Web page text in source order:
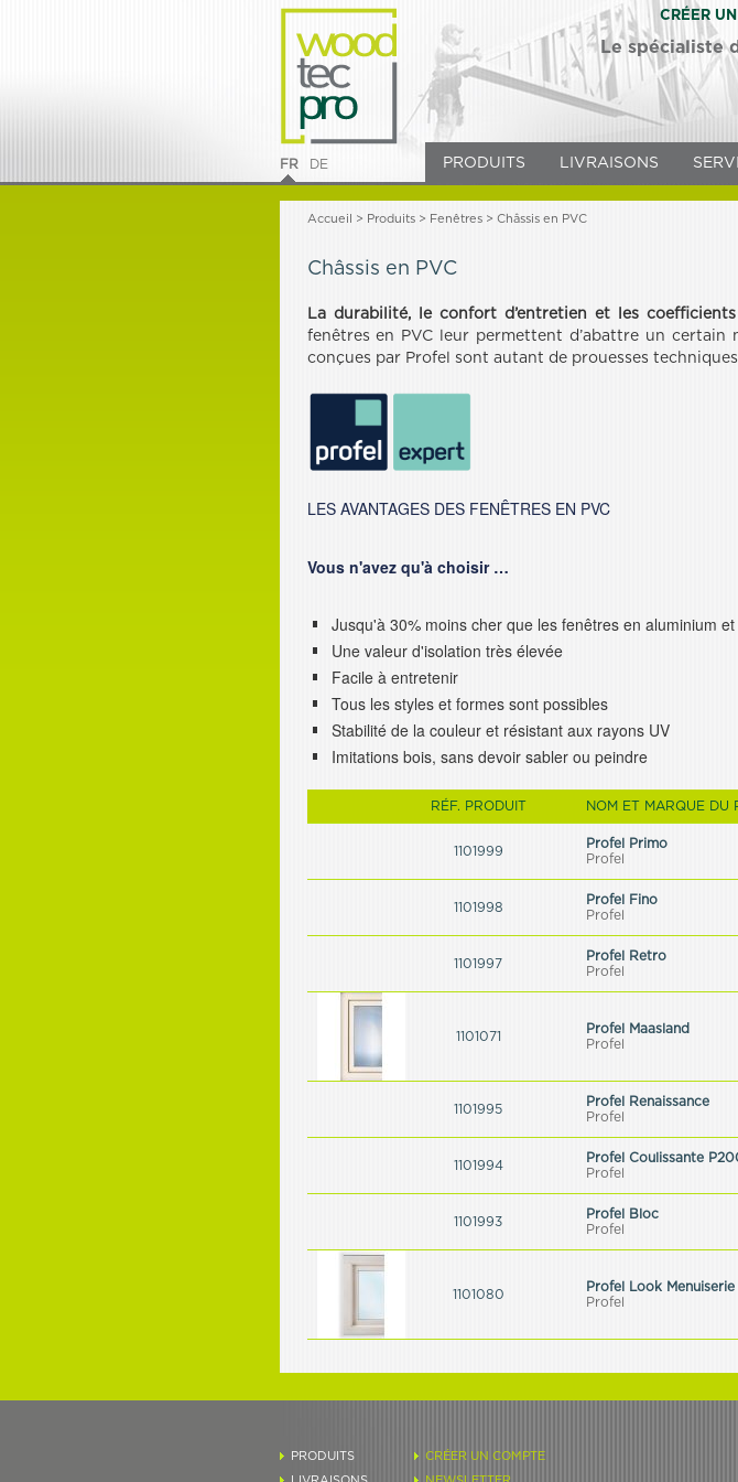
FR DE
CRÉER
Le spécialiste
PRODUITS LIVRAISONS
Accueil > Produits> Fenêtres > Châssis en PVC
Châssis en PVC
La durabilité, le confort d’entretien et les coefficients
fenêtres en PVC leur permettent d’abattre un certain
conçues par Profel sont autant de prouesses
LES AVANTAGES DES FENÊTRES EN PVC
Vous n'avez qu'à choisir …
Jusqu'à 30% moins cher que les fenêtres en aluminium
Une valeur d'isolation très élevée
Facile à entretenir
Tous les styles et formes sont possibles
Stabilité de la couleur et résistant aux rayons UV
Imitations bois, sans devoir sabler ou peindre
RÉF. PRODUIT NOM ET MARQUE DU
1101999
Profel Primo
Profel
1101998
Profel Fino
Profel
1101997
Profel Retro
Profel
1101071
Profel Maasland
Profel
1101995
Profel Renaissance
Profel
1101994
Profel Coulissante
Profel
1101993
Profel Bloc
Profel
1101080
Profel Look
Profel
PRODUITS
CRÉER UN COMPTE